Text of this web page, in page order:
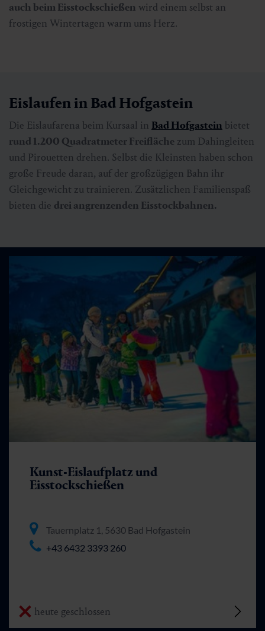
auch beim Eisstockschießen wird einem selbst an
frostigen Wintertagen warm ums Herz.
Eislaufen in Bad Hofgastein
Die Eislaufarena beim Kursaal in Bad Hofgastein bietet
rund 1.200 Quadratmeter Freifläche zum Dahingleiten
und Pirouetten drehen. Selbst die Kleinsten haben schon
große Freude daran, auf der großzügigen Bahn ihr
Gleichgewicht zu trainieren. Zusätzlichen Familienspaß
bieten die drei angrenzenden Eisstockbahnen.
Kunst-Eislaufplatz und
Eisstockschießen
Tauernplatz 1, 5630 Bad Hofgastein
+43 6432 3393 260
heute geschlossen